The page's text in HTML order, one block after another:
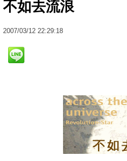
不如去流浪
2007/03/12 22:29:18